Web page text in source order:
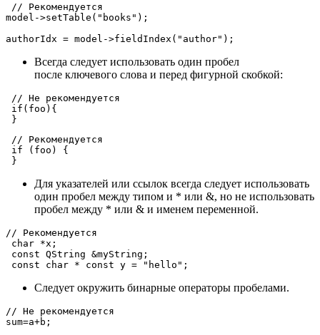
// Рекомендуется
model->setTable ( "books" );
authorIdx = model->fieldIndex ( "author"
Всегда следует использовать один пробел
после ключевого слова и перед фигурной скобкой:
// Не рекомендуется
if (foo){
// Рекомендуется
if (foo) {
Для указателей или ссылок всегда следует использовать
один пробел между типом и * или &, но не использовать
пробел между * или & и именем переменной.
// Рекомендуется
char *x;
const QString &myString;
const
char * const y = "hello"
Следует окружить бинарные операторы пробелами.
// Не рекомендуется